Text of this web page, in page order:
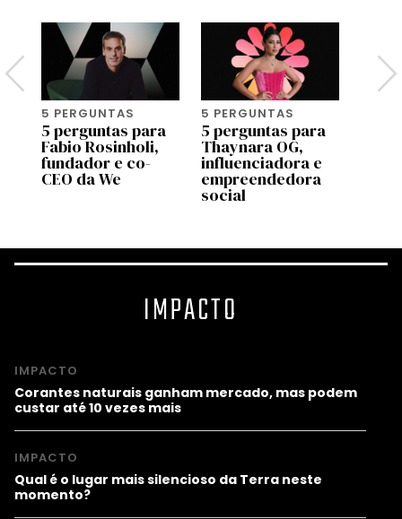
5 PERGUNTAS
5 perguntas para
Fabio Rosinholi,
fundador e co-
CEO da We
5 PERGUNTAS
5 perguntas para
Thaynara OG,
influenciadora e
empreendedora
social
IMPACTO
IMPACTO
Corantes naturais ganham mercado, mas podem
custar até 10 vezes mais
IMPACTO
Qual é o lugar mais silencioso da Terra neste
momento?